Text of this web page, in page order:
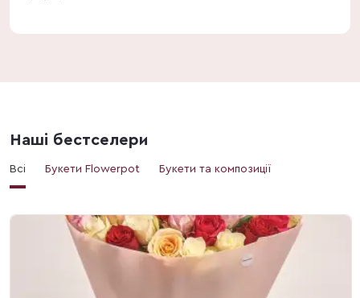
Наші бестселери
Всі Букети Flowerpot Букети та композиції